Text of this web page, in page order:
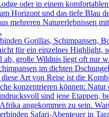
oder in einem
Horizont und das tiefe Blau
mehreren Naturerlebnissen
Gorillas, Schimpansen,
für ein einzelnes Highlight,
ab, große Wildnis liegt oft nur
im dichten
Art von Reise ist die
konzentrieren können:
sind jene Etappen,
angekommen zu sein.
Safari-Abenteuer in